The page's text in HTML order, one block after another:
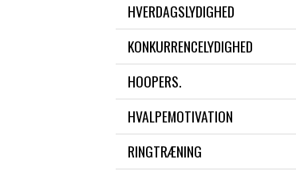
HVERDAGSLYDIGHED
KONKURRENCELYDIGHED
HOOPERS.
HVALPEMOTIVATION
RINGTRÆNING